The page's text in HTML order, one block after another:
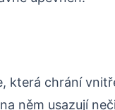
která chrání
něm usazují